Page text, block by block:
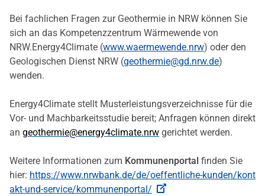
Bei fachlichen Fragen zur Geothermie in NRW können Sie
sich an das Kompetenzzentrum Wärmewende von
NRW.Energy4Climate (www.waermewende.nrw) oder den
Geologischen Dienst NRW (geothermie@gd.nrw.de)
wenden.
Energy4Climate stellt Musterleistungsverzeichnisse für die
Vor- und Machbarkeitsstudie bereit; Anfragen können direkt
an geothermie@energy4climate.nrw gerichtet werden.
Weitere Informationen zum Kommunenportal finden Sie
hier: https://www.nrwbank.de/de/oeffentliche-kunden/kont
akt-und-service/kommunenportal/